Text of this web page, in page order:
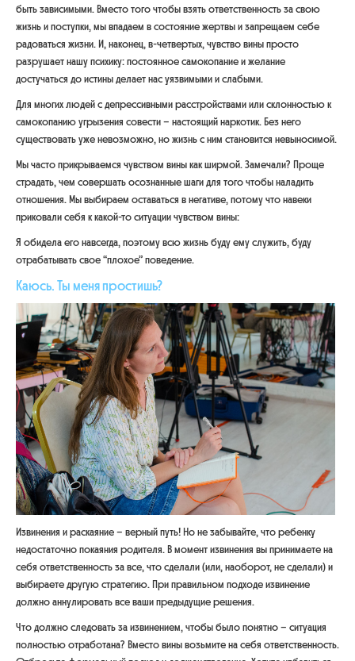
быть зависимыми. Вместо того чтобы взять ответственность за свою
жизнь и поступки, мы впадаем в состояние жертвы и запрещаем себе
радоваться жизни. И, наконец, в-четвертых, чувство вины просто
разрушает нашу психику: постоянное самокопание и желание
достучаться до истины делает нас уязвимыми и слабыми.
Для многих людей с депрессивными расстройствами или склонностью к
самокопанию угрызения совести – настоящий наркотик. Без него
существовать уже невозможно, но жизнь с ним становится невыносимой.
Мы часто прикрываемся чувством вины как ширмой. Замечали? Проще
страдать, чем совершать осознанные шаги для того чтобы наладить
отношения. Мы выбираем оставаться в негативе, потому что навеки
приковали себя к какой-то ситуации чувством вины:
Я обидела его навсегда, поэтому всю жизнь буду ему служить, буду
отрабатывать свое “плохое” поведение.
Каюсь. Ты меня простишь?
Извинения и раскаяние – верный путь! Но не забывайте, что ребенку
недостаточно покаяния родителя. В момент извинения вы принимаете на
себя ответственность за все, что сделали (или, наоборот, не сделали) и
выбираете другую стратегию. При правильном подходе извинение
должно аннулировать все ваши предыдущие решения.
Что должно следовать за извинением, чтобы было понятно – ситуация
полностью отработана? Вместо вины возьмите на себя ответственность.